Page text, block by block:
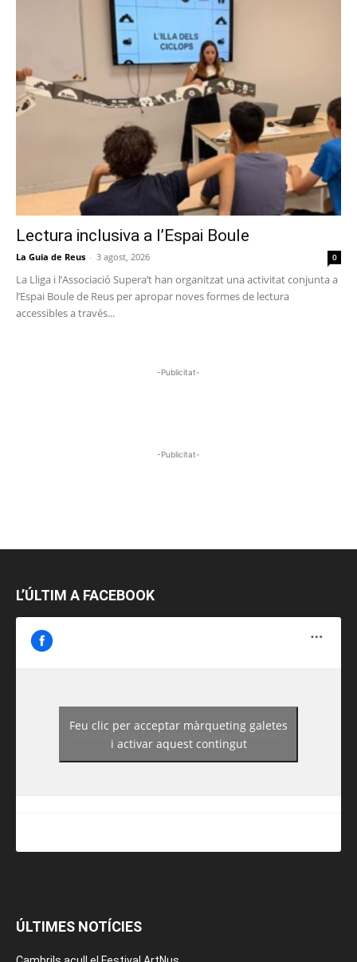
Lectura inclusiva a l’Espai Boule
La Guia de Reus - 3 agost, 2026 0
La Lliga i l’Associació Supera’t han organitzat una activitat conjunta a
l’Espai Boule de Reus per apropar noves formes de lectura
accessibles a través...
-Publicitat-
-Publicitat-
L’ÚLTIM A FACEBOOK
https://www.facebook.com/guiadereus/
Feu clic per acceptar màrqueting galetes
i activar aquest contingut
ÚLTIMES NOTÍCIES